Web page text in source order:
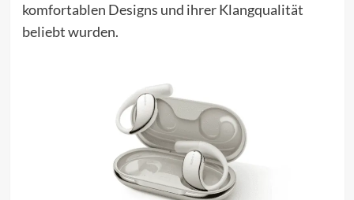
komfortablen Designs und ihrer Klangqualität
beliebt wurden.